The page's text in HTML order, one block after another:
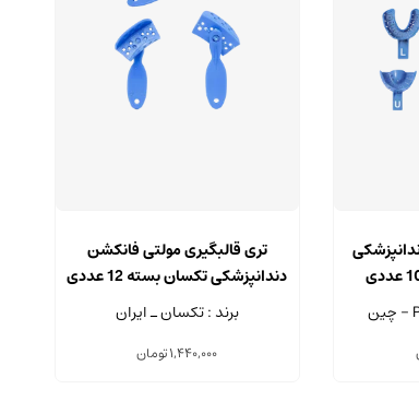
تری قالبگیری مولتی فانکشن
دندانپزشکی تکسان بسته 12 عددی
برند : تکسان ـ ایران
1,440,000تومان